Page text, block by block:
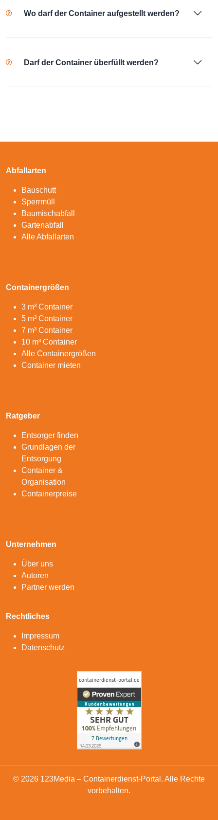
Wo darf der Container aufgestellt werden?
Darf der Container überfüllt werden?
Abfallarten
Bauschutt
Sperrmüll
Baumischabfall
Gartenabfall
Alle Abfallarten
Containergrößen
3 m³ Container
5 m³ Container
7 m³ Container
10 m³ Container
Alle Containergrößen
Container mieten
Ratgeber
Entsorger finden
Grundlagen der
Entsorgung
Container &
Organisation
Containerpreise
Unternehmen
Über uns
Autoren
Partner werden
Rechtliches
Impressum
Datenschutz
© 2026 123Media – Containerdienst-Portal. Alle Rechte
vorbehalten.